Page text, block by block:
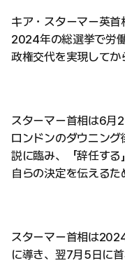
キア・スターマー英首
2024年の総選挙で労
政権交代を実現してか
スターマー首相は6月
ロンドンのダウニン
説に臨み、「辞任する
自らの決定を伝えるた
スターマー首相は
に導き、翌7月5日に